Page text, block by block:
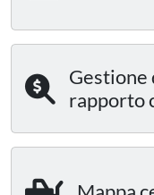
Gestione
rapporto